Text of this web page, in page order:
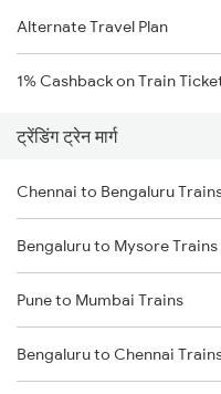
Alternate Travel Plan
1% Cashback on Train
ट्रेंडिंग ट्रेन मार्ग
Chennai to Bengaluru
Bengaluru to Mysore Trains
Pune to Mumbai Trains
Bengaluru to Chennai